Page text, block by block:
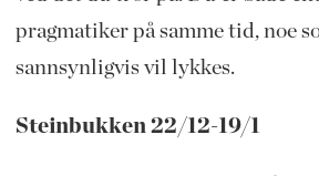
pragmatiker på samme tid, noe
sannsynligvis vil lykkes.
Steinbukken 22/12-19/1